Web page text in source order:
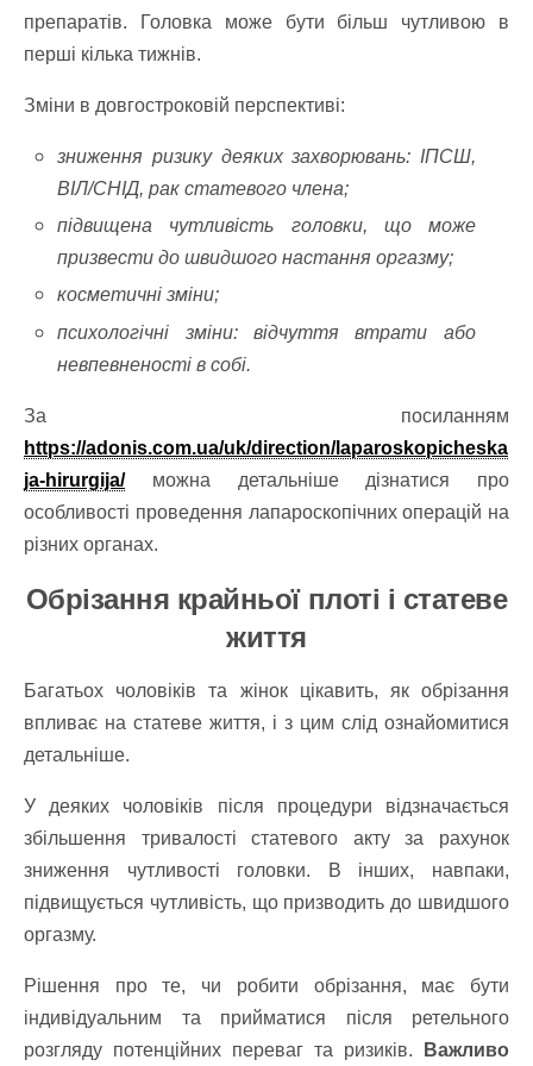
препаратів. Головка може бути більш чутливою в
перші кілька тижнів.
Зміни в довгостроковій перспективі:
зниження ризику деяких захворювань: ІПСШ,
ВІЛ/СНІД, рак статевого члена;
підвищена чутливість головки, що може
призвести до швидшого настання оргазму;
косметичні зміни;
психологічні зміни: відчуття втрати або
невпевненості в собі.
За посиланням
https://adonis.com.ua/uk/direction/laparoskopicheska
ja-hirurgija/можна детальніше дізнатися про
особливості проведення лапароскопічних операцій на
різних органах.
Обрізання крайньої плоті і статеве
життя
Багатьох чоловіків та жінок цікавить, як обрізання
впливає на статеве життя, і з цим слід ознайомитися
детальніше.
У деяких чоловіків після процедури відзначається
збільшення тривалості статевого акту за рахунок
зниження чутливості головки. В інших, навпаки,
підвищується чутливість, що призводить до швидшого
оргазму.
Рішення про те, чи робити обрізання, має бути
індивідуальним та прийматися після ретельного
розгляду потенційних переваг та ризиків.
Важливо